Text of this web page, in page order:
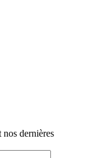
dernières